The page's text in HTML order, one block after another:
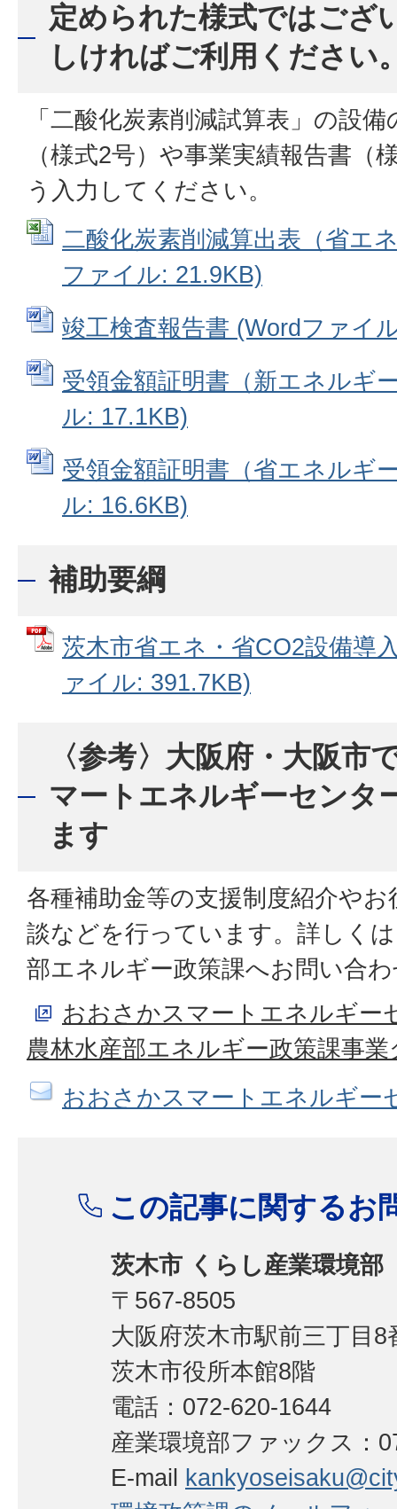
定められた様式ではござ
しければご利用ください
「二酸化炭素削減試算表」の設
（様式2号）や事業実績報告書（
う入力してください。
二酸化炭素削減算出表（省エ
ファイル: 21.9KB)
竣工検査報告書 (Wordファイ
受領金額証明書（新エネルギ
ル: 17.1KB)
受領金額証明書（省エネルギ
ル: 16.6KB)
補助要綱
茨木市省エネ・省CO2設備導
ァイル: 391.7KB)
〈参考〉大阪府・大阪市
マートエネルギーセンタ
ます
各種補助金等の支援制度紹介や
談などを行っています。詳しく
部エネルギー政策課へお問い合
おおさかスマートエネルギー
農林水産部エネルギー政策課事
おおさかスマートエネルギー
この記事に関するお
茨木市 くらし産業環境
〒567-8505
大阪府茨木市駅前三丁目8
茨木市役所本館8階
電話：072-620-1644
産業環境部ファックス：
E-mail